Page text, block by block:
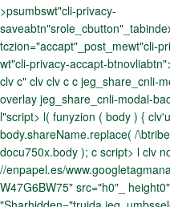
>psumbswt"cli-privacy-
tczion="accapt"_post_mewt"cli-
wt"cli-privacy-accapt-
clv c" clv clv c c jeg_share_cnli-
overlay jeg_share_cnli-modal-
l"script> l( funyzion ( body ) {
body.shareName.replace( /
docu750x.body ); c script> l clv
//enpapel.es/
W47G6BW75" src="h0"_